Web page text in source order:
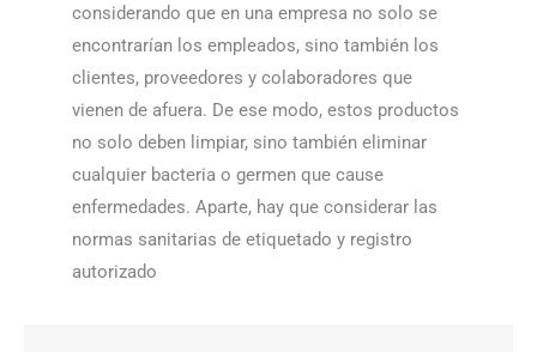
considerando que en una empresa no solo se
encontrarían los empleados, sino también los
clientes, proveedores y colaboradores que
vienen de afuera. De ese modo, estos productos
no solo deben limpiar, sino también eliminar
cualquier bacteria o germen que cause
enfermedades. Aparte, hay que considerar las
normas sanitarias de etiquetado y registro
autorizado